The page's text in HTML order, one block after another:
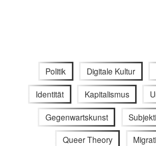
Politik Digitale Kultur
Identität Kapitalismus
Gegenwartskunst
Queer Theory